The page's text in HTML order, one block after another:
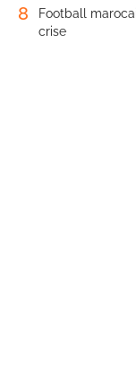
8
Football
crise